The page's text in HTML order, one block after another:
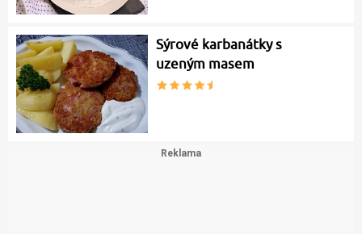
Sýrové karbanátky s
uzeným masem